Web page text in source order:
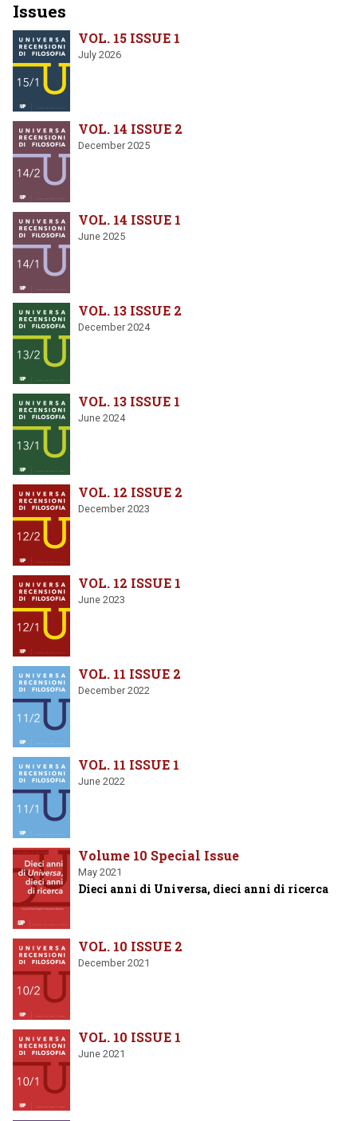
Issues
VOL. 15 ISSUE 1
July 2026
VOL. 14 ISSUE 2
December 2025
VOL. 14 ISSUE 1
June 2025
VOL. 13 ISSUE 2
December 2024
VOL. 13 ISSUE 1
June 2024
VOL. 12 ISSUE 2
December 2023
VOL. 12 ISSUE 1
June 2023
VOL. 11 ISSUE 2
December 2022
VOL. 11 ISSUE 1
June 2022
Volume 10 Special Issue
May 2021
Dieci anni di Universa, dieci anni di ricerca
VOL. 10 ISSUE 2
December 2021
VOL. 10 ISSUE 1
June 2021